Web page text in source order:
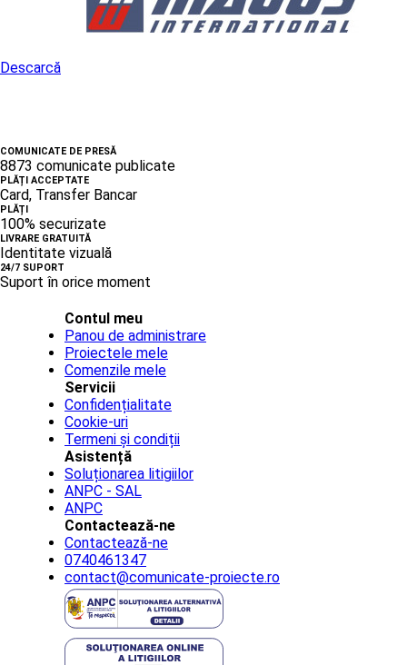
Descarcă
COMUNICATE DE PRESĂ
8873 comunicate publicate
PLĂȚI ACCEPTATE
Card, Transfer Bancar
PLĂȚI
100% securizate
LIVRARE GRATUITĂ
Identitate vizuală
24/7 SUPORT
Suport în orice moment
Contul meu
Panou de administrare
Proiectele mele
Comenzile mele
Servicii
Confidențialitate
Cookie-uri
Termeni și condiții
Asistență
Soluționarea litigiilor
ANPC - SAL
ANPC
Contactează-ne
Contactează-ne
0740461347
contact@comunicate-proiecte.ro